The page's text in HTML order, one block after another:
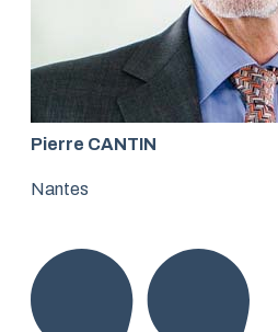
Pierre CANTIN
Nantes